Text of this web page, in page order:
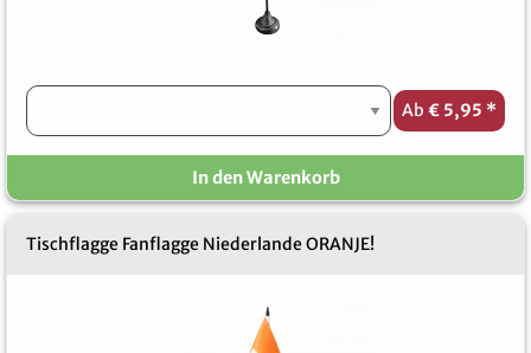
Ab € 5,95 *
In den Warenkorb
Tischflagge Fanflagge Niederlande ORANJE!